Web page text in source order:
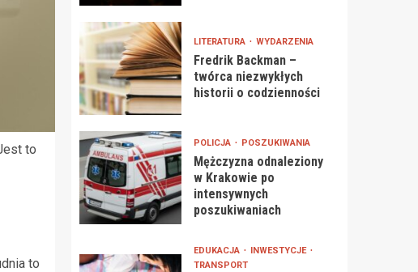
to
to
LITERATURA WYDARZENIA
Fredrik Backman –
twórca niezwykłych
historii o codzienności
POLICJA POSZUKIWANIA
Mężczyzna odnaleziony
w Krakowie po
intensywnych
poszukiwaniach
EDUKACJA
INWESTYCJE
TRANSPORT